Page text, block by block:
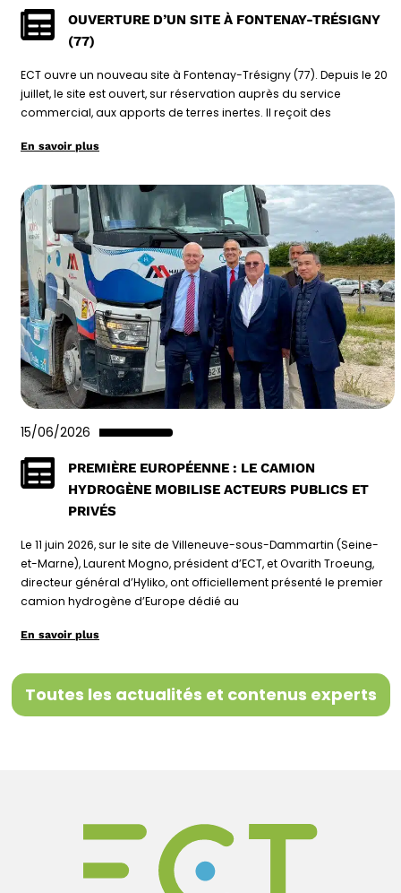
OUVERTURE D’UN SITE À FONTENAY-TRÉSIGNY
(77)
ECT ouvre un nouveau site à Fontenay-Trésigny (77). Depuis le 20
juillet, le site est ouvert, sur réservation auprès du service
commercial, aux apports de terres inertes. Il reçoit des
En savoir plus
15/06/2026
PREMIÈRE EUROPÉENNE : LE CAMION
HYDROGÈNE MOBILISE ACTEURS PUBLICS ET
PRIVÉS
Le 11 juin 2026, sur le site de Villeneuve-sous-Dammartin (Seine-
et-Marne), Laurent Mogno, président d’ECT, et Ovarith Troeung,
directeur général d’Hyliko, ont officiellement présenté le premier
camion hydrogène d’Europe dédié au
En savoir plus
Toutes les actualités et contenus experts